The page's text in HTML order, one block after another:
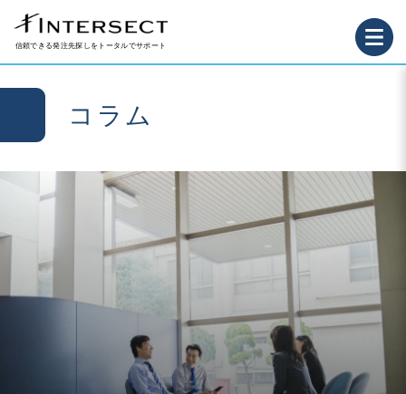
信頼できる発注先探しをトータルでサポート
コラム